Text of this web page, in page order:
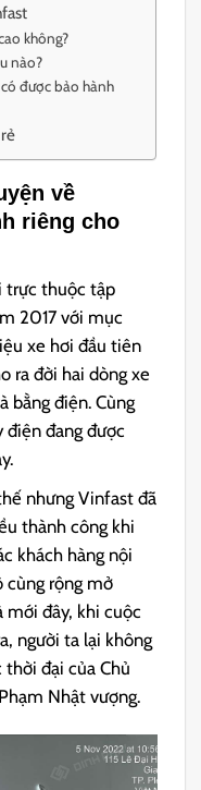
không?
nào?
được bảo hành
về
riêng cho
trực thuộc tập
2017 với mục
xe hơi đầu tiên
ra đời hai dòng xe
bằng điện. Cùng
đang được
nhưng Vinfast đã
thành công khi
khách hàng nội
cùng rộng mở
mới đây, khi cuộc
người ta lại không
đại của Chủ
Nhật vượng.